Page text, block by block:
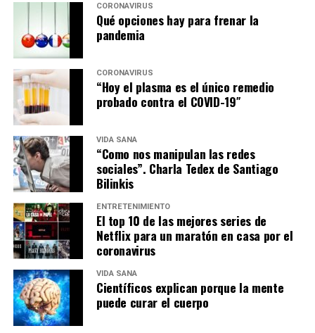
CORONAVIRUS
Qué opciones hay para frenar la
pandemia
CORONAVIRUS
“Hoy el plasma es el único remedio
probado contra el COVID-19″
VIDA SANA
“Como nos manipulan las redes
sociales”. Charla Tedex de Santiago
Bilinkis
ENTRETENIMIENTO
El top 10 de las mejores series de
Netflix para un maratón en casa por el
coronavirus
VIDA SANA
Científicos explican porque la mente
puede curar el cuerpo